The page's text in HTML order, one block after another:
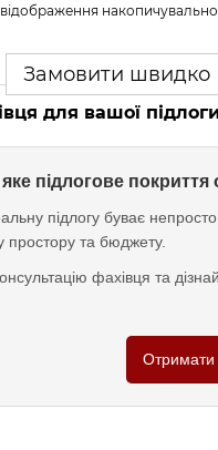
Замовити швидко
для вашої
підлогове покриття
підлогу буває
та бюджету.
фахівця та
Отримати